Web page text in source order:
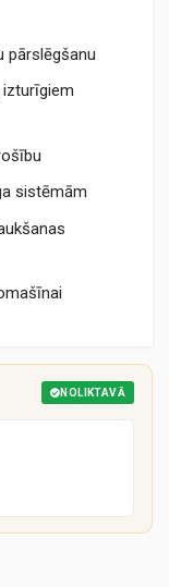
pārslēgšanu
sistēmām
NOLIKTAVĀ